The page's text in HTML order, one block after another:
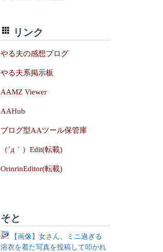
リンク
やる夫の感想ブログ
やる夫系掲示板
AAMZ Viewer
AAHub
ブログ型AAツール保管庫
（´д｀）Edit(転載)
OrinrinEditor(転載)
そと
【画像】女さん、ミニ過ぎる
浴衣を着た写真を投稿して叩かれ